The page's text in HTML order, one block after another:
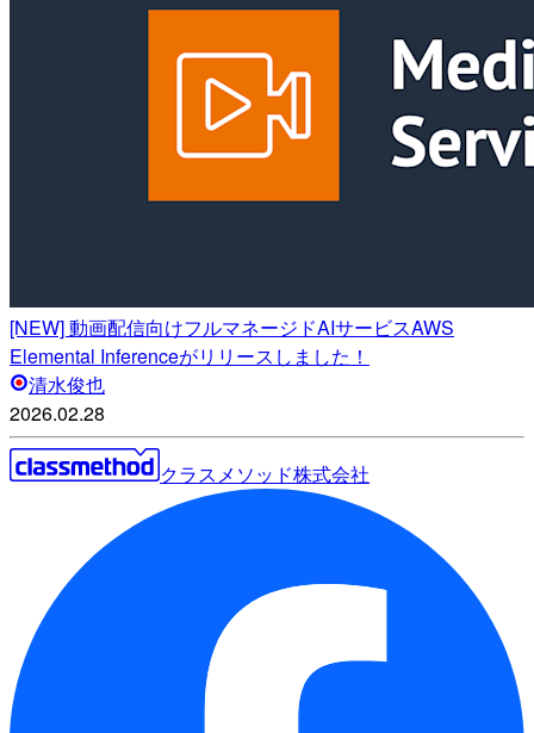
[NEW] 動画配信向けフルマネージドAIサービスAWS
Elemental Inferenceがリリースしました！
清水俊也
2026.02.28
クラスメソッド株式会社